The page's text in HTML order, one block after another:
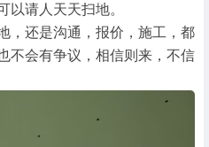
以请人天天扫地。
，还是沟通，报价，施工，都
不会有争议，相信则来，不信